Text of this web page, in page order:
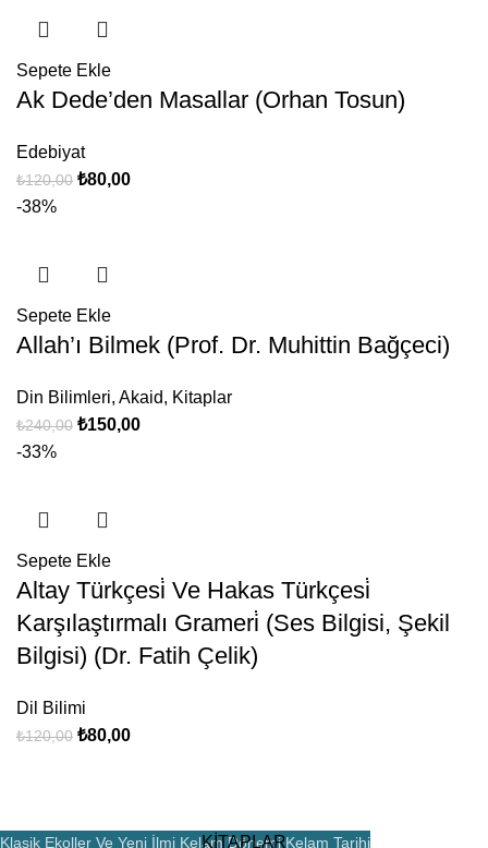
Sepete Ekle
Ak Dede’den Masallar (Orhan Tosun)
Edebiyat
₺120,00 ₺80,00
-38%
Sepete Ekle
Allah’ı Bilmek (Prof. Dr. Muhittin Bağçeci)
Din Bilimleri, Akaid, Kitaplar
₺240,00 ₺150,00
-33%
Sepete Ekle
Altay Türkçesi̇ Ve Hakas Türkçesi̇
Karşılaştırmalı Grameri̇ (Ses Bilgisi, Şekil
Bilgisi) (Dr. Fatih Çelik)
Dil Bilimi
₺120,00 ₺80,00
Klasik Ekoller Ve Yeni İlmi Kelam Dönemi Kelam Tarihi
KİTAPLAR